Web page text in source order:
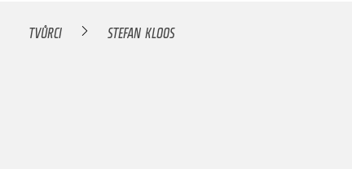
TVŮRCI STEFAN KLOOS